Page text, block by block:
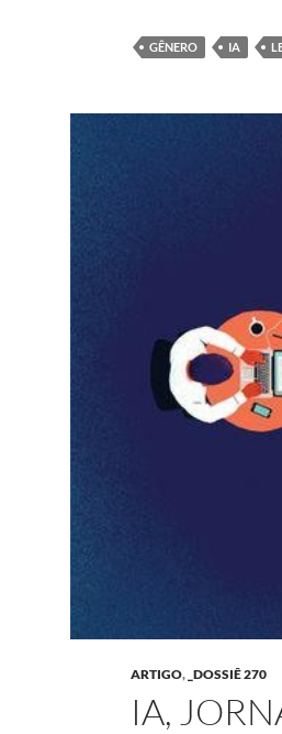
GÊNERO IA
ARTIGO, _DOSSIÊ 270
IA,